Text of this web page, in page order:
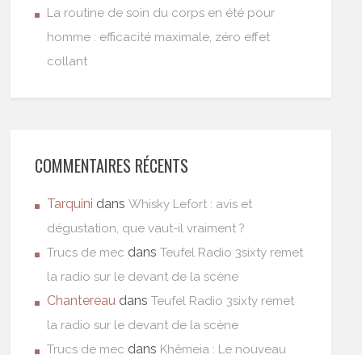
La routine de soin du corps en été pour
homme : efficacité maximale, zéro effet
collant
COMMENTAIRES RÉCENTS
Tarquini dansWhisky Lefort : avis et
dégustation, que vaut-il vraiment ?
Trucs de mec dansTeufel Radio 3sixty remet
la radio sur le devant de la scène
Chantereau dansTeufel Radio 3sixty remet
la radio sur le devant de la scène
Trucs de mec dans Khêmeia : Le nouveau